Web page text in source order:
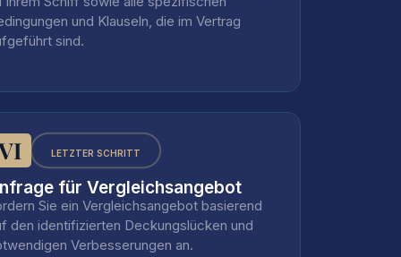
und Klauseln, die im Vertrag
sind.
LETZTER SCHRITT
für Vergleichsangebot
Sie ein Vergleichsangebot basierend
den identifizierten Deckungslücken und
Verbesserungen an.